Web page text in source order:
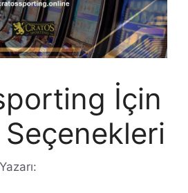
İçin
Yazarı: